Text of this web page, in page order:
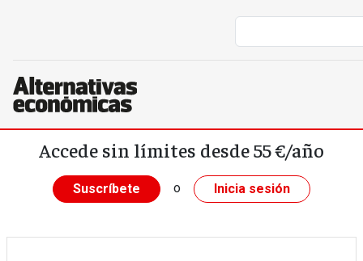
Pasar al contenido principal
Accede sin límites desde 55 €/año
Suscríbete o Inicia sesión